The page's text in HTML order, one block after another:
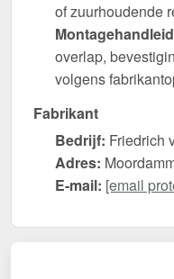
of zuurhoudende
overlap,
volgens
Fabrikant
Bedrijf: Friedrich
Adres:
E-mail: [email